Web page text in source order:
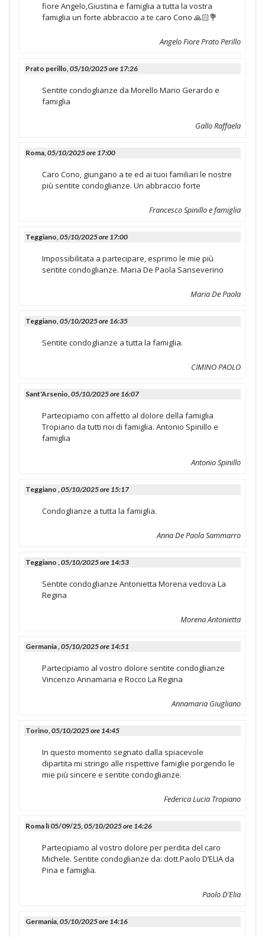
fiore Angelo,Giustina e famiglia a tutta la vostra
famiglia un forte abbraccio a te caro Cono 🙏🏻💐
Angelo Fiore Prato Perillo
Prato perillo,05/10/2025 ore 17:26
Sentite condoglianze da Morello Mario Gerardo e
famiglia
Gallo Raffaela
Roma,05/10/2025 ore 17:00
Caro Cono, giungano a te ed ai tuoi familiari le nostre
più sentite condoglianze. Un abbraccio forte
Francesco Spinillo e famiglia
Teggiano,05/10/2025 ore 17:00
Impossibilitata a partecipare, esprimo le mie più
sentite condoglianze. Maria De Paola Sanseverino
Maria De Paola
Teggiano,05/10/2025 ore 16:35
Sentite condoglianze a tutta la famiglia.
CIMINO PAOLO
Sant'Arsenio,05/10/2025 ore 16:07
Partecipiamo con affetto al dolore della famiglia
Tropiano da tutti noi di famiglia. Antonio Spinillo e
famiglia
Antonio Spinillo
Teggiano ,05/10/2025 ore 15:17
Condoglianze a tutta la famiglia.
Anna De Paola Sammarro
Teggiano ,05/10/2025 ore 14:53
Sentite condoglianze Antonietta Morena vedova La
Regina
Morena Antonietta
Germania ,05/10/2025 ore 14:51
Partecipiamo al vostro dolore sentite condoglianze
Vincenzo Annamaria e Rocco La Regina
Annamaria Giugliano
Torino,05/10/2025 ore 14:45
In questo momento segnato dalla spiacevole
dipartita mi stringo alle rispettive famiglie porgendo le
mie più sincere e sentite condoglianze.
Federica Lucia Tropiano
Roma lì 05/09/25,05/10/2025 ore 14:26
Partecipiamo al vostro dolore per perdita del caro
Michele. Sentite condoglianze da: dott.Paolo D’ELIA da
Pina e famiglia.
Paolo D’Elia
Germania,05/10/2025 ore 14:16